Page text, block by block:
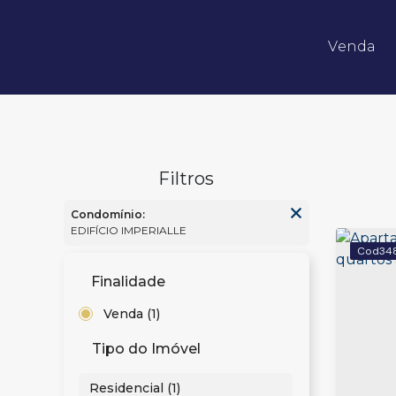
Venda
Condomínio:
EDIFÍCIO IMPERIALLE
Finalidade
Venda (1)
Tipo do Imóvel
Residencial (1)